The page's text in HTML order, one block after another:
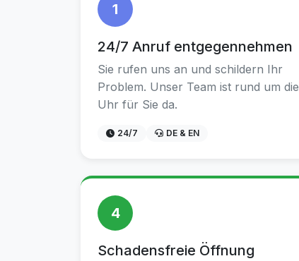
1
24/7 Anruf entgegennehmen
Sie rufen uns an und schildern Ihr
Problem. Unser Team ist rund um die
Uhr für Sie da.
24/7 DE & EN
4
Schadensfreie Öffnung